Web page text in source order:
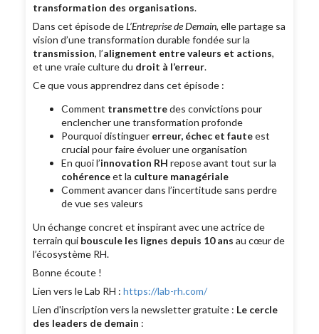
transformation des organisations.
Dans cet épisode deL’Entreprise de Demain, elle partage sa
vision d’une transformation durable fondée sur la
transmission, l’alignement entre valeurs et actions,
et une vraie culture du droit à l’erreur.
Ce que vous apprendrez dans cet épisode :
Comment transmettredes convictions pour
enclencher une transformation profonde
Pourquoi distinguer erreur, échec et fauteest
crucial pour faire évoluer une organisation
En quoi l’innovation RH repose avant tout sur la
cohérenceet la culture managériale
Comment avancer dans l’incertitude sans perdre
de vue ses valeurs
Un échange concret et inspirant avec une actrice de
terrain qui bouscule les lignes depuis 10 ans au cœur de
l’écosystème RH.
Bonne écoute !
Lien vers le Lab RH :https://lab-rh.com/
Lien d'inscription vers la newsletter gratuite : Le cercle
des leaders de demain :